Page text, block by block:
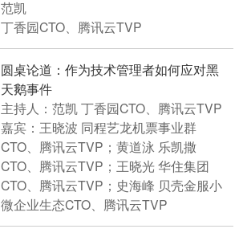
范凯
丁香园CTO、腾讯云TVP
圆桌论道：作为技术管理者如何应对黑
天鹅事件
主持人：范凯 丁香园CTO、腾讯云TVP
嘉宾：王晓波 同程艺龙机票事业群
CTO、腾讯云TVP；黄道泳 乐凯撒
CTO、腾讯云TVP；王晓光 华住集团
CTO、腾讯云TVP；史海峰 贝壳金服小
微企业生态CTO、腾讯云TVP